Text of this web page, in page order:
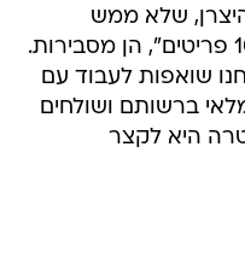
שלא ממש
מתרגש מייצור סדרות של 100 פריטים", הן מסבירות.
שואפות לעבוד עם
ברשותם ושולחים
היא לקצר